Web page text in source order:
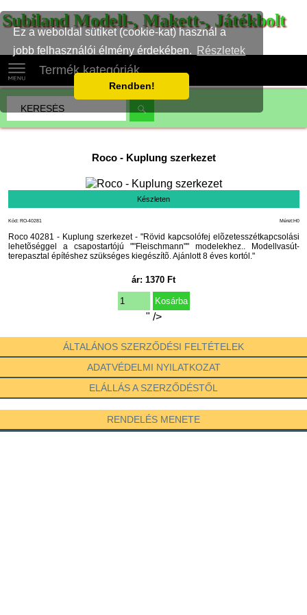
Ez a weboldal sütiket (cookie-kat) használ a
jobb felhasználói élmény érdekében.
Részletek
Rendben!
Subiland Modell-, Makett-, Játékbolt
Termék kategóriák
Roco- Kuplung szerkezet
Készleten
Méret:H0
Kód: RO-40281
Roco 40281 - Kuplung szerkezet - "Rövid kapcsolófej elõzetesszétkapcsolási
lehetõséggel a csapostartójú ""Fleischmann"" modelekhez.. Modellvasút-
terepasztal építéshez szükséges kiegészítõ. Ajánlott 8 éves kortól."
ár: 1370 Ft
" />
ÁLTALÁNOS SZERZŐDÉSI FELTÉTELEK
ADATVÉDELMI NYILATKOZAT
ELÁLLÁS A SZERZŐDÉSTŐL
RENDELÉS MENETE